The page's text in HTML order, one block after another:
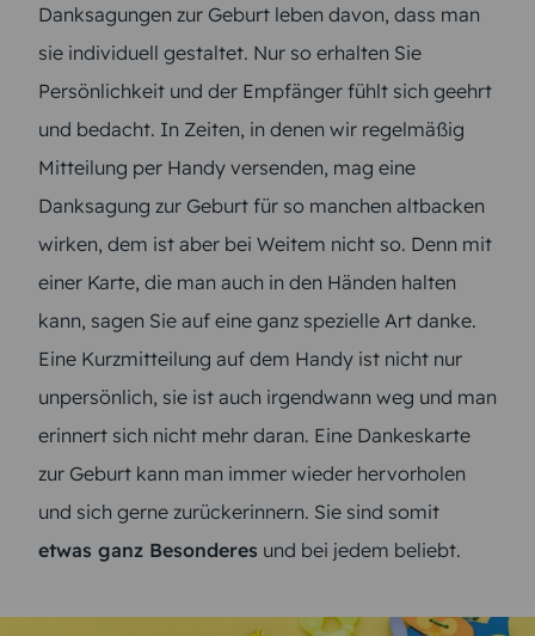
Danksagungen zur Geburt leben davon, dass man
sie individuell gestaltet. Nur so erhalten Sie
Persönlichkeit und der Empfänger fühlt sich geehrt
und bedacht. In Zeiten, in denen wir regelmäßig
Mitteilung per Handy versenden, mag eine
Danksagung zur Geburt für so manchen altbacken
wirken, dem ist aber bei Weitem nicht so. Denn mit
einer Karte, die man auch in den Händen halten
kann, sagen Sie auf eine ganz spezielle Art danke.
Eine Kurzmitteilung auf dem Handy ist nicht nur
unpersönlich, sie ist auch irgendwann weg und man
erinnert sich nicht mehr daran. Eine Dankeskarte
zur Geburt kann man immer wieder hervorholen
und sich gerne zurückerinnern. Sie sind somit
etwas ganz Besonderes und bei jedem beliebt.